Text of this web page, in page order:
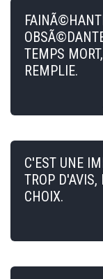
TEMPS
REMPLIE.
C'EST UNE
TROP D'AVIS,
CHOIX.